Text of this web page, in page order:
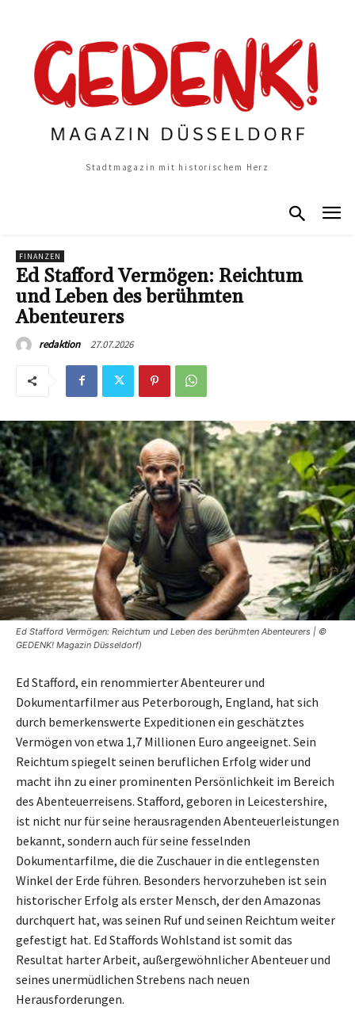
Stadtmagazin mit historischem Herz
FINANZEN
Ed Stafford Vermögen: Reichtum
und Leben des berühmten
Abenteurers
redaktion 27.07.2026
Ed Stafford Vermögen: Reichtum und Leben des berühmten Abenteurers | ©
GEDENK! Magazin Düsseldorf)
Ed Stafford, ein renommierter Abenteurer und
Dokumentarfilmer aus Peterborough, England, hat sich
durch bemerkenswerte Expeditionen ein geschätztes
Vermögen von etwa 1,7 Millionen Euro angeeignet. Sein
Reichtum spiegelt seinen beruflichen Erfolg wider und
macht ihn zu einer prominenten Persönlichkeit im Bereich
des Abenteuerreisens. Stafford, geboren in Leicestershire,
ist nicht nur für seine herausragenden Abenteuerleistungen
bekannt, sondern auch für seine fesselnden
Dokumentarfilme, die die Zuschauer in die entlegensten
Winkel der Erde führen. Besonders hervorzuheben ist sein
historischer Erfolg als erster Mensch, der den Amazonas
durchquert hat, was seinen Ruf und seinen Reichtum weiter
gefestigt hat. Ed Staffords Wohlstand ist somit das
Resultat harter Arbeit, außergewöhnlicher Abenteuer und
seines unermüdlichen Strebens nach neuen
Herausforderungen.